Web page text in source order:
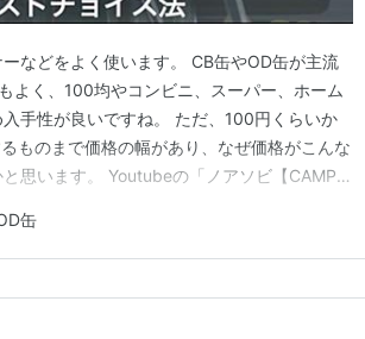
などをよく使います。 CB缶やOD缶が主流
よく、100均やコンビニ、スーパー、ホーム
手性が良いですね。 ただ、100円くらいか
ものまで価格の幅があり、なぜ価格がこんな
思います。 Youtubeの「ノアソビ【CAMP超
ストチョイス法！ www.youtube.com ノア
缶